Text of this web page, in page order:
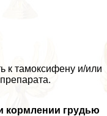
к тамоксифену и/или
кормлении гpyдью